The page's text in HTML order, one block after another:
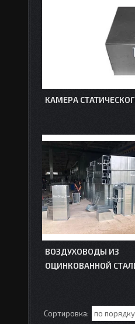
КАМЕРА
ВОЗДУХОВОДЫ ИЗ
ОЦИНКОВАННОЙ